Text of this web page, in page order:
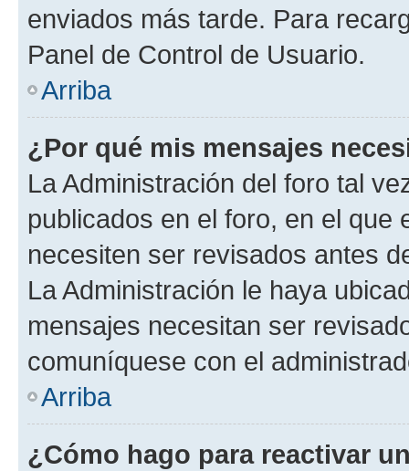
enviados más tarde. Para
Panel de Control de Usuario.
Arriba
¿Por qué mis mensajes
La Administración del foro tal
publicados en el foro, en el que
necesiten ser revisados antes
La Administración le haya
mensajes necesitan ser
comuníquese con el
Arriba
¿Cómo hago para reactivar